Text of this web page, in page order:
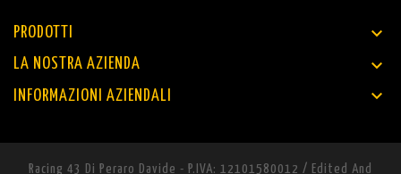
PRODOTTI 
LA NOSTRA AZIENDA 
INFORMAZIONI AZIENDALI 
Racing 43 Di Peraro Davide - P.IVA: 12101580012 / Edited And